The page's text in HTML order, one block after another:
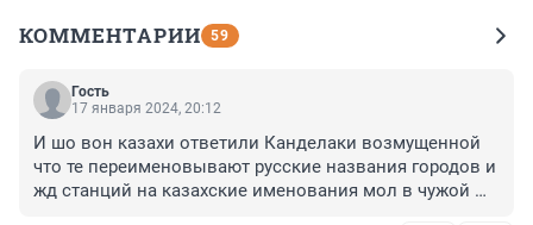
КОММЕНТАРИИ 59
Гость
17 января 2024, 20:12
И шо вон казахи ответили Канделаки возмущенной
что те переименовывают русские названия городов и
жд станций на казахские именования мол в чужой